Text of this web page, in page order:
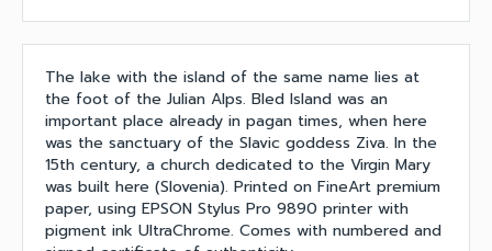
The lake with the island of the same name lies at
the foot of the Julian Alps. Bled Island was an
important place already in pagan times, when here
was the sanctuary of the Slavic goddess Ziva. In the
15th century, a church dedicated to the Virgin Mary
was built here (Slovenia). Printed on FineArt premium
paper, using EPSON Stylus Pro 9890 printer with
pigment ink UltraChrome. Comes with numbered and